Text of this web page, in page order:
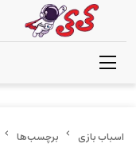
برچسب‌ها